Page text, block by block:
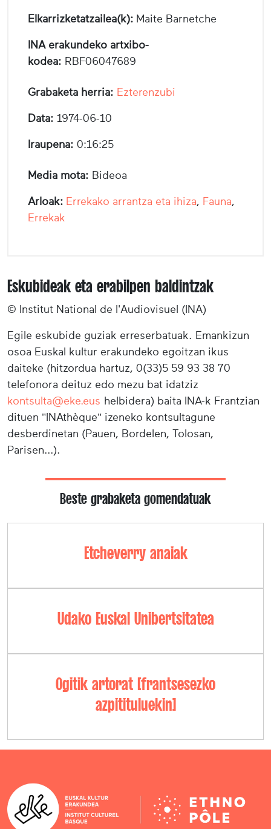
Elkarrizketatzailea(k): Maite Barnetche
INA erakundeko artxibo-
kodea: RBF06047689
Grabaketa herria: Ezterenzubi
Data: 1974-06-10
Iraupena: 0:16:25
Media mota: Bideoa
Arloak: Errekako arrantza eta ihiza, Fauna,
Errekak
Eskubideak eta erabilpen baldintzak
© Institut National de l'Audiovisuel (INA)
Egile eskubide guziak erreserbatuak. Emankizun
osoa Euskal kultur erakundeko egoitzan ikus
daiteke (hitzordua hartuz, 0(33)5 59 93 38 70
telefonora deituz edo mezu bat idatziz
kontsulta@eke.eus helbidera) baita INA-k Frantzian
dituen "INAthèque" izeneko kontsultagune
desberdinetan (Pauen, Bordelen, Tolosan,
Parisen...).
Beste grabaketa gomendatuak
Etcheverry anaiak
Udako Euskal Unibertsitatea
Ogitik artorat [frantsesezko
azpitituluekin]